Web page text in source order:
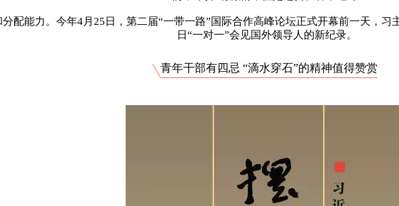
配能力。今年4月25日，第二届“一带一路”国际合作高峰论坛正式开幕前一天，
日“一对一”会见国外领导人的新纪录。
青年干部有四忌 “滴水穿石”的精神值得赞赏